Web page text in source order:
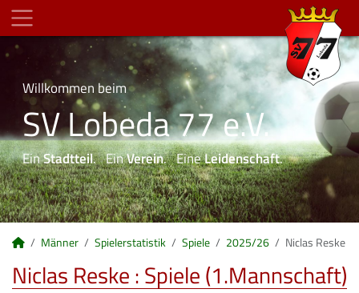
Willkommen beim
SV Lobeda 77 e.V.
EinStadtteil. EinVerein. EineLeidenschaft.
Männer Spielerstatistik Spiele 2025/26 Niclas Reske
Niclas Reske : Spiele (1.Mannschaft)